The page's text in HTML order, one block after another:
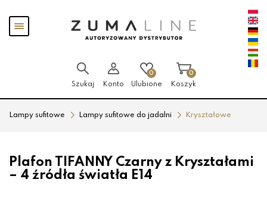
Pokaż
menu
Szukaj Konto
0
Ulubione
0
Koszyk
Lampy sufitowe Lampy sufitowe do jadalni Kryształowe
Plafon TIFANNY Czarny z Kryształami
– 4 źródła światła E14